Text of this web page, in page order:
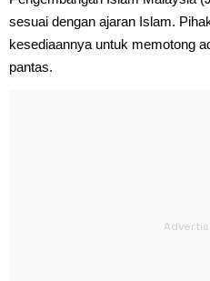
sesuai dengan ajaran Islam.
kesediaannya untuk memotong
pantas.